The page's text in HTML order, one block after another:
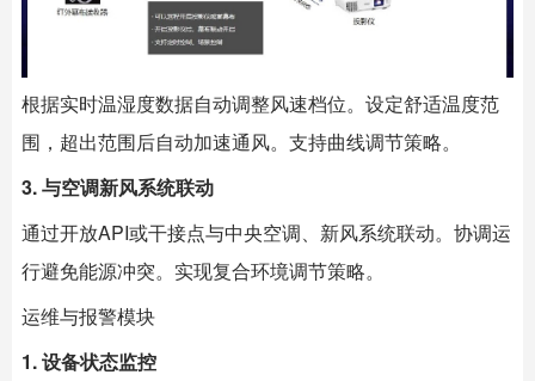
根据实时温湿度数据自动调整风速档位。设定舒适温度范
围，超出范围后自动加速通风。支持曲线调节策略。
3. 与空调新风系统联动
通过开放API或干接点与中央空调、新风系统联动。协调运
行避免能源冲突。实现复合环境调节策略。
运维与报警模块
1. 设备状态监控